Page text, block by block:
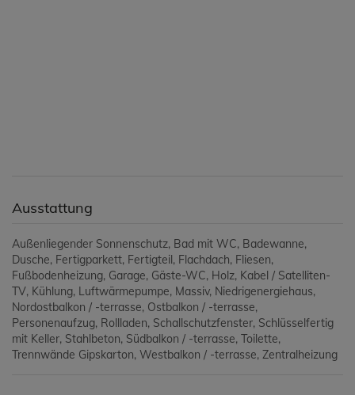
Ausstattung
Außenliegender Sonnenschutz Bad mit WC Badewanne
Dusche Fertigparkett Fertigteil Flachdach Fliesen
Fußbodenheizung Garage Gäste-WC Holz Kabel / Satelliten-
TV Kühlung Luftwärmepumpe Massiv Niedrigenergiehaus
Nordostbalkon / -terrasse Ostbalkon / -terrasse
Personenaufzug Rollladen Schallschutzfenster Schlüsselfertig
mit Keller Stahlbeton Südbalkon / -terrasse Toilette
Trennwände Gipskarton Westbalkon / -terrasse Zentralheizung